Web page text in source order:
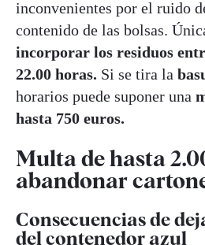
inconvenientes por el ruido
contenido de las bolsas.
incorporar los residuos
22.00 horas. Si se tira la
horarios puede suponer una
hasta 750 euros.
Multa de hasta
abandonar
Consecuencias de
del contenedor azul